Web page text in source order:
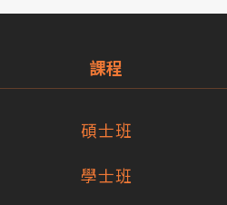
課程
碩士班
學士班